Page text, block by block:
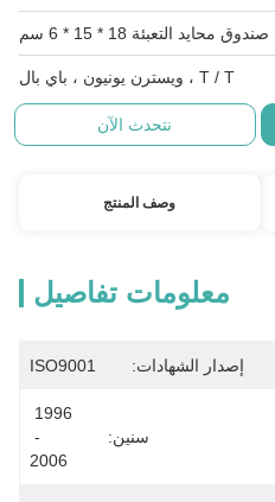
صندوق محايد التعبئة 18 * 15 * 6 سم
T / T ، ويسترن يونيون ، باي بال
نتحدث الآن
وصف المنتج
معلومات تفاصيل
إصدار الشهادات: ISO9001
سنين:
2006